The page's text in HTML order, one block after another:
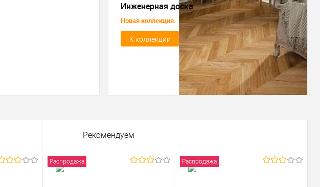
Инженерная доска
Новая коллекция.
К коллекции
Рекомендуем
Распродажа Распродажа